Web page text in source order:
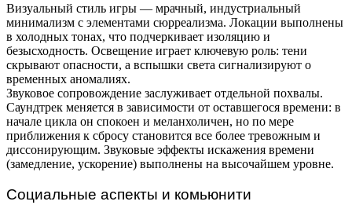
Визуальный стиль игры — мрачный, индустриальный
минимализм с элементами сюрреализма. Локации выполнены
в холодных тонах, что подчеркивает изоляцию и
безысходность. Освещение играет ключевую роль: тени
скрывают опасности, а вспышки света сигнализируют о
временных аномалиях.
Звуковое сопровождение заслуживает отдельной похвалы.
Саундтрек меняется в зависимости от оставшегося времени: в
начале цикла он спокоен и меланхоличен, но по мере
приближения к сбросу становится все более тревожным и
диссонирующим. Звуковые эффекты искажения времени
(замедление, ускорение) выполнены на высочайшем уровне.
Социальные аспекты и комьюнити